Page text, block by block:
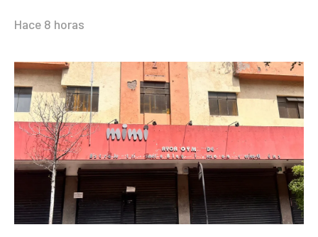
Hace 8 horas